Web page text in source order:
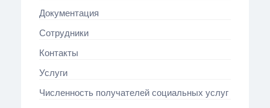
Документация
Сотрудники
Контакты
Услуги
Численность получателей социальных услуг